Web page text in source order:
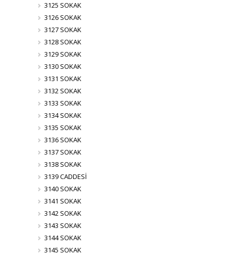
3125 SOKAK
3126 SOKAK
3127 SOKAK
3128 SOKAK
3129 SOKAK
3130 SOKAK
3131 SOKAK
3132 SOKAK
3133 SOKAK
3134 SOKAK
3135 SOKAK
3136 SOKAK
3137 SOKAK
3138 SOKAK
3139 CADDESİ
3140 SOKAK
3141 SOKAK
3142 SOKAK
3143 SOKAK
3144 SOKAK
3145 SOKAK